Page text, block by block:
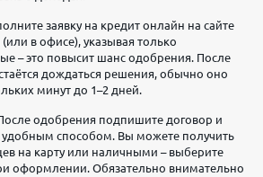
заявку на кредит онлайн на сайте
в офисе), указывая только
– это повысит шанс одобрения. После
дождаться решения, обычно оно
минут до 1–2 дней.
одобрения подпишите договор и
удобным способом. Вы можете получить
на карту или наличными – выберите
оформлении. Обязательно внимательно